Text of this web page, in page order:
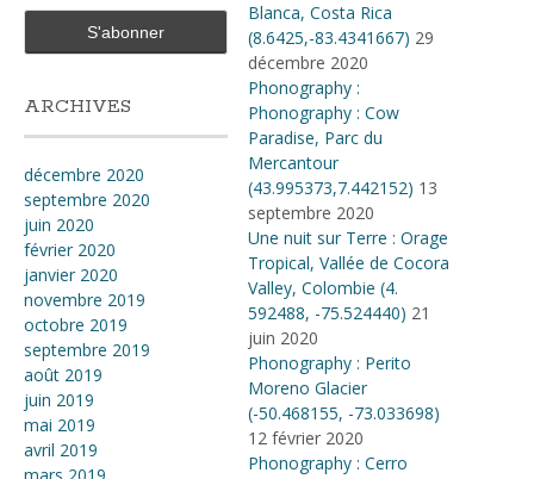
ARCHIVES
décembre 2020
septembre 2020
juin 2020
février 2020
janvier 2020
novembre 2019
octobre 2019
septembre 2019
août 2019
juin 2019
mai 2019
avril 2019
Blanca, Costa Rica
(8.6425,-83.4341667) 29
décembre 2020
Phonography :
Phonography : Cow
Paradise, Parc du
Mercantour
(43.995373,7.442152) 13
septembre 2020
Une nuit sur Terre : Orage
Tropical, Vallée de Cocora
Valley, Colombie (4​.​
592488, -75​.​524440) 21
juin 2020
Phonography : Perito
Moreno Glacier
(-50.468155, -73.033698)
12 février 2020
Phonography : Cerro